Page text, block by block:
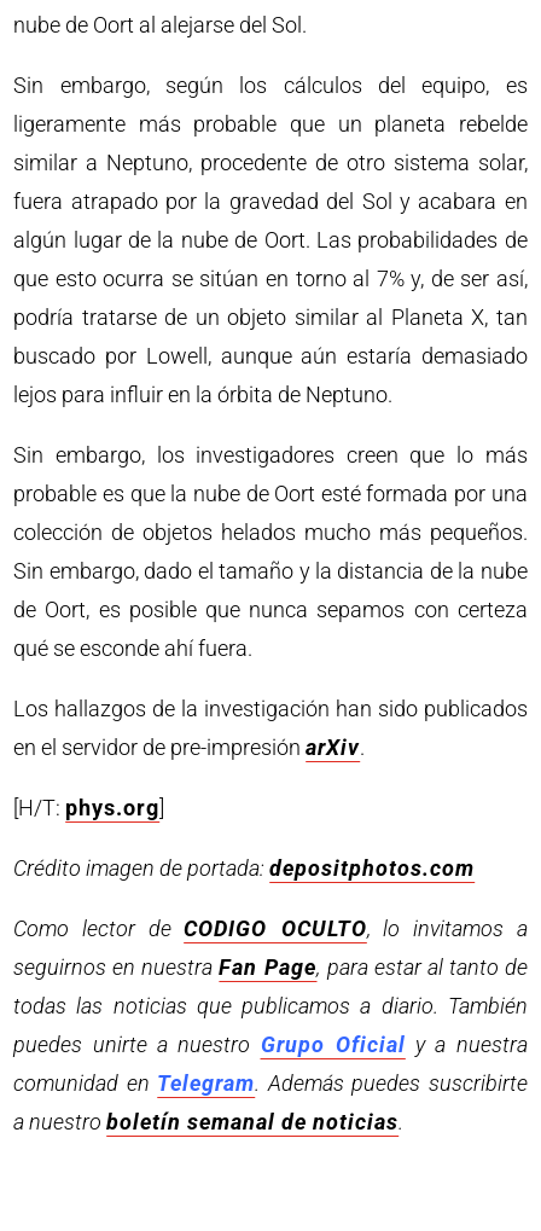
nube de Oort al alejarse del Sol.
Sin embargo, según los cálculos del equipo, es
ligeramente más probable que un planeta rebelde
similar a Neptuno, procedente de otro sistema solar,
fuera atrapado por la gravedad del Sol y acabara en
algún lugar de la nube de Oort. Las probabilidades de
que esto ocurra se sitúan en torno al 7% y, de ser así,
podría tratarse de un objeto similar al Planeta X, tan
buscado por Lowell, aunque aún estaría demasiado
lejos para influir en la órbita de Neptuno.
Sin embargo, los investigadores creen que lo más
probable es que la nube de Oort esté formada por una
colección de objetos helados mucho más pequeños.
Sin embargo, dado el tamaño y la distancia de la nube
de Oort, es posible que nunca sepamos con certeza
qué se esconde ahí fuera.
Los hallazgos de la investigación han sido publicados
en el servidor de pre-impresiónarXiv.
[H/T: phys.org]
Crédito imagen de portada:depositphotos.com
Como lector deCODIGO OCULTO, lo invitamos a
seguirnos en nuestraFan Page, para estar al tanto de
todas las noticias que publicamos a diario. También
puedes unirte a nuestro Grupo Oficial y a nuestra
comunidad en Telegram. Además puedes suscribirte
a nuestroboletín semanal de noticias.